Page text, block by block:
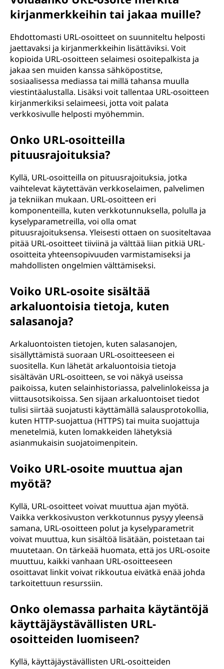
kirjanmerkkeihin tai jakaa muille?
Ehdottomasti URL-osoitteet on suunniteltu helposti
jaettavaksi ja kirjanmerkkeihin lisättäviksi. Voit
kopioida URL-osoitteen selaimesi osoitepalkista ja
jakaa sen muiden kanssa sähköpostitse,
sosiaalisessa mediassa tai millä tahansa muulla
viestintäalustalla. Lisäksi voit tallentaa URL-osoitteen
kirjanmerkiksi selaimeesi, jotta voit palata
verkkosivulle helposti myöhemmin.
Onko URL-osoitteilla
pituusrajoituksia?
Kyllä, URL-osoitteilla on pituusrajoituksia, jotka
vaihtelevat käytettävän verkkoselaimen, palvelimen
ja tekniikan mukaan. URL-osoitteen eri
komponenteilla, kuten verkkotunnuksella, polulla ja
kyselyparametreilla, voi olla omat
pituusrajoituksensa. Yleisesti ottaen on suositeltavaa
pitää URL-osoitteet tiiviinä ja välttää liian pitkiä URL-
osoitteita yhteensopivuuden varmistamiseksi ja
mahdollisten ongelmien välttämiseksi.
Voiko URL-osoite sisältää
arkaluontoisia tietoja, kuten
salasanoja?
Arkaluontoisten tietojen, kuten salasanojen,
sisällyttämistä suoraan URL-osoitteeseen ei
suositella. Kun lähetät arkaluontoisia tietoja
sisältävän URL-osoitteen, se voi näkyä useissa
paikoissa, kuten selainhistoriassa, palvelinlokeissa ja
viittausotsikoissa. Sen sijaan arkaluontoiset tiedot
tulisi siirtää suojatusti käyttämällä salausprotokollia,
kuten HTTP-suojattua (HTTPS) tai muita suojattuja
menetelmiä, kuten lomakkeiden lähetyksiä
asianmukaisin suojatoimenpitein.
Voiko URL-osoite muuttua ajan
myötä?
Kyllä, URL-osoitteet voivat muuttua ajan myötä.
Vaikka verkkosivuston verkkotunnus pysyy yleensä
samana, URL-osoitteen polut ja kyselyparametrit
voivat muuttua, kun sisältöä lisätään, poistetaan tai
muutetaan. On tärkeää huomata, että jos URL-osoite
muuttuu, kaikki vanhaan URL-osoitteeseen
osoittavat linkit voivat rikkoutua eivätkä enää johda
tarkoitettuun resurssiin.
Onko olemassa parhaita käytäntöjä
käyttäjäystävällisten URL-
osoitteiden luomiseen?
Kyllä, käyttäjäystävällisten URL-osoitteiden